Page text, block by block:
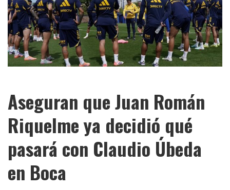
Aseguran que Juan Román
Riquelme ya decidió qué
pasará con Claudio Úbeda
en Boca